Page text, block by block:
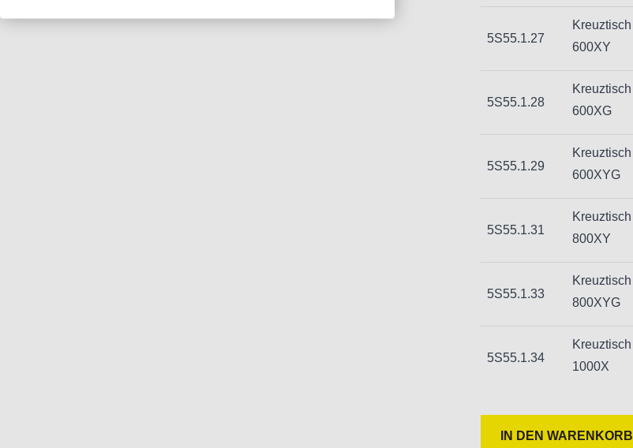
5S55.1.27
Kreuztisch
600XY
5S55.1.28
Kreuztisch
600XG
5S55.1.29
Kreuztisch
600XYG
5S55.1.31
Kreuztisch
800XY
5S55.1.33
Kreuztisch
800XYG
5S55.1.34
Kreuztisch
1000X
IN DEN WARENKORB